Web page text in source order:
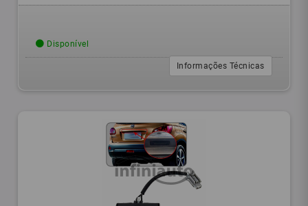
Disponível
Informações Técnicas